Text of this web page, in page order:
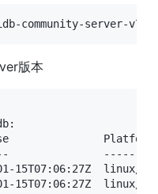
community-server-
版本
15T07:06:27Z  linux/
15T07:06:27Z  linux/